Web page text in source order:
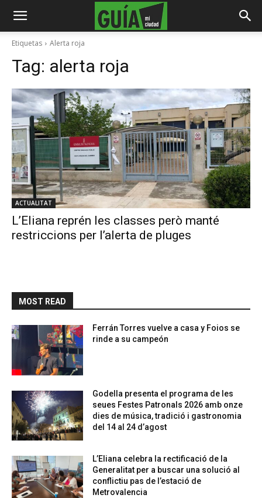
Etiquetas Alerta roja
Tag: alerta roja
ACTUALITAT
L’Eliana reprén les classes però manté
restriccions per l’alerta de pluges
MOST READ
Ferrán Torres vuelve a casa y Foios se
rinde a su campeón
Godella presenta el programa de les
seues Festes Patronals 2026 amb onze
dies de música, tradició i gastronomia
del 14 al 24 d’agost
L’Eliana celebra la rectificació de la
Generalitat per a buscar una solució al
conflictiu pas de l’estació de
Metrovalencia